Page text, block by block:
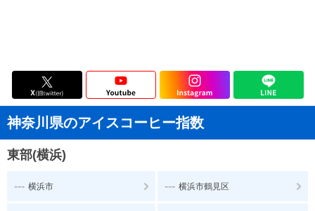
神奈川県のアイスコーヒー指数
東部(横浜)
--- 横浜市 --- 横浜市鶴見区